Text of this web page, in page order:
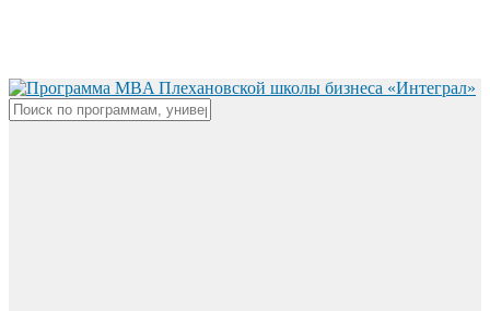
content